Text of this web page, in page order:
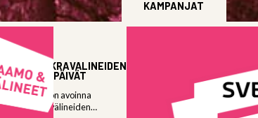
06.04.2026
KAUSIVUOKRAVÄLINEIDEN
PALAUTUSPÄIVÄT
Vuokraamo on avoinna
kausivuokravälineiden
KAMPANJAT